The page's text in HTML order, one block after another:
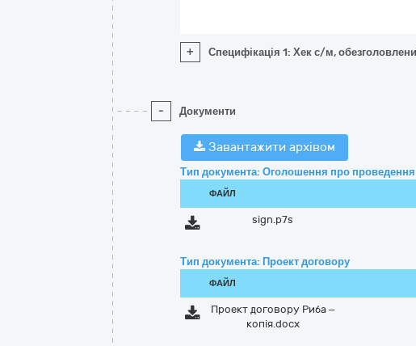
+ Специфікація 1: Хек с/м,
- Документи
Завантажити архівом
Тип документа: Оголошення про проведення
ФАЙЛ
sign.p7s
Тип документа: Проект договору
ФАЙЛ
Проект договору Риба –
копія.docx